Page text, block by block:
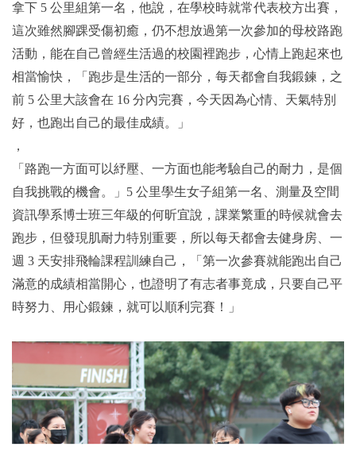
拿下 5 公里組第一名，他說，在學校時就常代表校方出賽，
這次雖然腳踝受傷初癒，仍不想放過第一次參加的母校路跑
活動，能在自己曾經生活過的校園裡跑步，心情上跑起來也
相當愉快，「跑步是生活的一部分，每天都會自我鍛鍊，之
前 5 公里大該會在 16 分內完賽，今天因為心情、天氣特別
好，也跑出自己的最佳成績。」
，
「路跑一方面可以紓壓、一方面也能考驗自己的耐力，是個
自我挑戰的機會。」5 公里學生女子組第一名、測量及空間
資訊學系博士班三年級的何昕宜說，課業繁重的時候就會去
跑步，但發現肌耐力特別重要，所以每天都會去健身房、一
週 3 天安排飛輪課程訓練自己，「第一次參賽就能跑出自己
滿意的成績相當開心，也證明了有志者事竟成，只要自己平
時努力、用心鍛鍊，就可以順利完賽！」